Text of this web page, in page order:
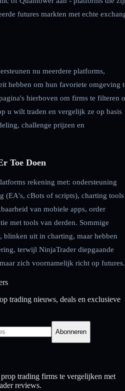
futures markten met echte
nu meerdere platforms,
hebben om hun favoriete omgeving
hierboven om firms te filteren
u wilt traden en vergelijk ze op basis
challenge prijzen en
Toe Doen
rekening met: ondersteuning
(EA's, cBots of scripts), charting tools
van mobiele apps, order
met tools van derden. Sommige
blinken uit in charting, maar hebben
terwijl NinjaTrader diepgaande
zich voornamelijk richt op futures.
trading nieuws, deals en exclusieve
Abonneren
trading firms te vergelijken met
reviews.